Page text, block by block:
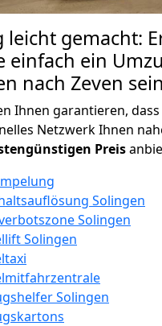
leicht gemacht:
einfach ein
nach Zeven
Ihnen garantieren,
Netzwerk Ihnen
Preis
Solingen
Solingen
Solingen
Solingen